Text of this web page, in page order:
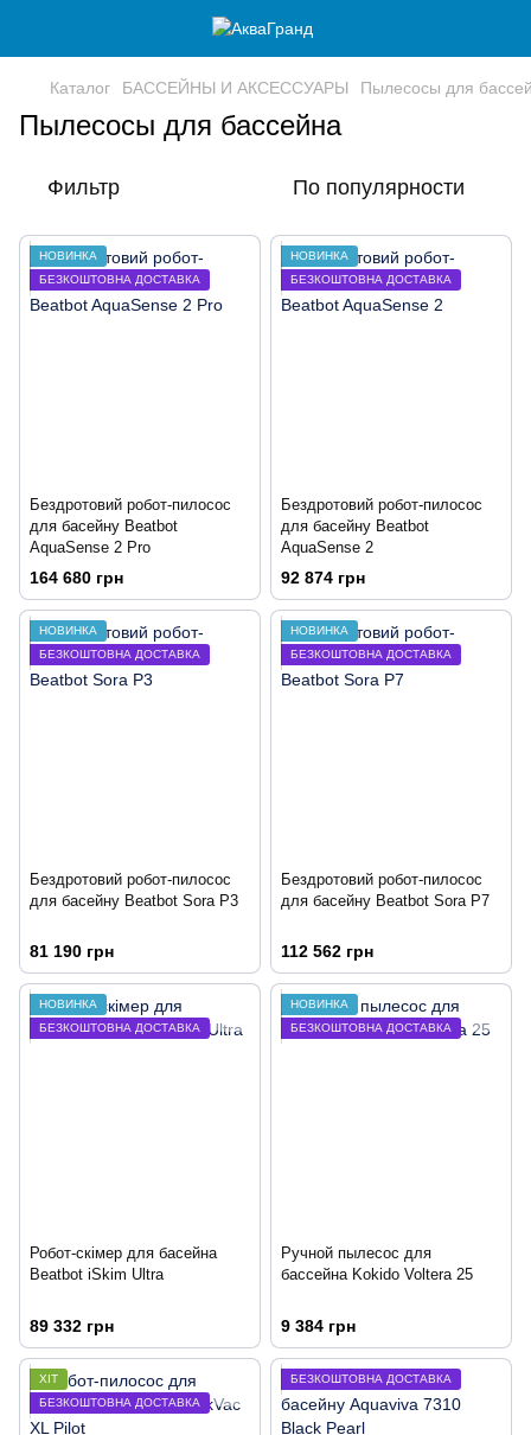
Каталог БАССЕЙНЫ И АКСЕССУАРЫ Пылесосы для
Пылесосы для бассейна
Фильтр По популярности
НОВИНКА
БЕЗКОШТОВНА ДОСТАВКА
Бездротовий робот-пилосос
для басейну Beatbot
AquaSense 2 Pro
164 680 грн
НОВИНКА
БЕЗКОШТОВНА ДОСТАВКА
Бездротовий робот-пилосос
для басейну Beatbot
AquaSense 2
92 874 грн
НОВИНКА
БЕЗКОШТОВНА ДОСТАВКА
Бездротовий робот-пилосос
для басейну Beatbot Sora P3
81 190 грн
НОВИНКА
БЕЗКОШТОВНА ДОСТАВКА
Бездротовий робот-пилосос
для басейну Beatbot Sora P7
112 562 грн
НОВИНКА
БЕЗКОШТОВНА ДОСТАВКА
Робот-скімер для басейна
Beatbot iSkim Ultra
89 332 грн
НОВИНКА
БЕЗКОШТОВНА ДОСТАВКА
Ручной пылесос для
бассейна Kokido Voltera 25
9 384 грн
ХІТ
БЕЗКОШТОВНА ДОСТАВКА
БЕЗКОШТОВНА ДОСТАВКА